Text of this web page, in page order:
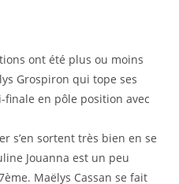
ont été plus ou moins
Grospiron qui tope ses
en pôle position avec
s’en sortent très bien en se
Jouanna est un peu
Maëlys Cassan se fait